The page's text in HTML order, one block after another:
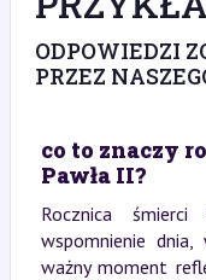
ODPOWIEDZI
PRZEZ
co to znaczy
Pawła II?
Rocznica
wspomnienie
ważny moment